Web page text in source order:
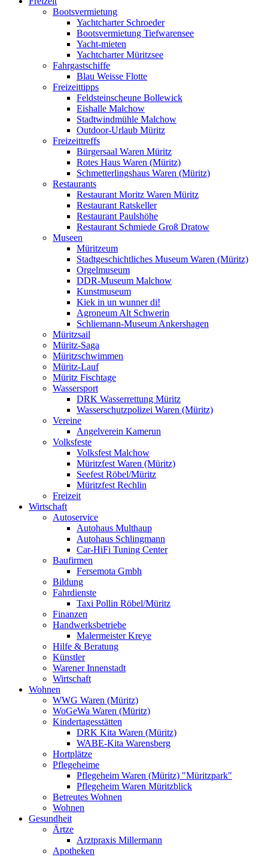
Bootsvermietung
Yachtcharter Schroeder
Bootsvermietung Tiefwarensee
Yacht-mieten
Yachtcharter Müritzsee
Fahrgastschiffe
Blau Weisse Flotte
Freizeittipps
Feldsteinscheune Bollewick
Eishalle Malchow
Stadtwindmühle Malchow
Outdoor-Urlaub Müritz
Freizeittreffs
Bürgersaal Waren Müritz
Rotes Haus Waren (Müritz)
Schmetterlingshaus Waren (Müritz)
Restaurants
Restaurant Moritz Waren Müritz
Restaurant Ratskeller
Restaurant Paulshöhe
Restaurant Schmiede Groß Dratow
Museen
Müritzeum
Stadtgeschichtliches Museum Waren (Müritz)
Orgelmuseum
DDR-Museum Malchow
Kunstmuseum
Kiek in un wunner di!
Agroneum Alt Schwerin
Schliemann-Museum Ankershagen
Müritzsail
Müritz-Saga
Müritzschwimmen
Müritz-Lauf
Müritz Fischtage
Wassersport
DRK Wasserrettung Müritz
Wasserschutzpolizei Waren (Müritz)
Vereine
Angelverein Kamerun
Volksfeste
Volksfest Malchow
Müritzfest Waren (Müritz)
Seefest Röbel/Müritz
Müritzfest Rechlin
Freizeit
Wirtschaft
Autoservice
Autohaus Multhaup
Autohaus Schlingmann
Car-HiFi Tuning Center
Baufirmen
Fersemota Gmbh
Bildung
Fahrdienste
Taxi Pollin Röbel/Müritz
Finanzen
Handwerksbetriebe
Malermeister Kreye
Hilfe & Beratung
Künstler
Warener Innenstadt
Wirtschaft
Wohnen
WWG Waren (Müritz)
WoGeWa Waren (Müritz)
Kindertagesstätten
DRK Kita Waren (Müritz)
WABE-Kita Warensberg
Hortplätze
Pflegeheime
Pflegeheim Waren (Müritz) "Müritzpark"
Pflegeheim Waren Müritzblick
Betreutes Wohnen
Wohnen
Gesundheit
Ärtze
Arztpraxis Millermann
Apotheken